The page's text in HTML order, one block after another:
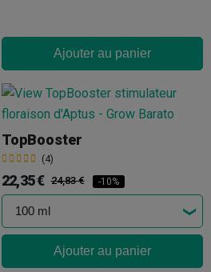
Ajouter au panier
TopBooster
(4)
22,35 € 24,83 € -10%
Ajouter au panier